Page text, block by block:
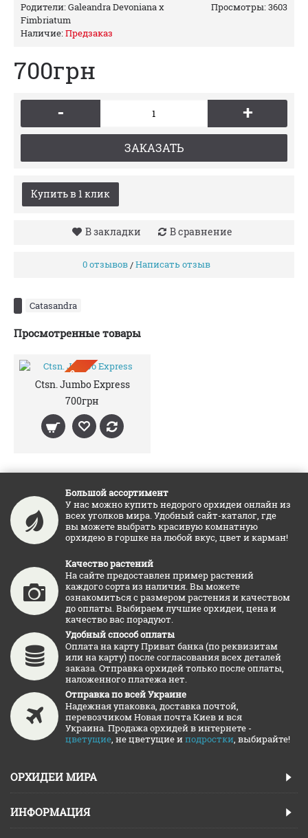
Просмотры: 3603
Родители:Galeandra Devoniana x
Fimbriatum
Наличие:Предзаказ
700грн
- +
ЗАКАЗАТЬ
Купить в 1 клик
В закладки В сравнение
0 отзывов/Написать отзыв
Catasandra
Просмотренные товары
ПРЕДЗАКАЗ
Ctsn. Jumbo Express
700грн
Большой ассортимент
У нас можно купить недорого орхидеи онлайн из
всех уголков мира. Удобный сайт-каталог, где
вы можете выбрать красивую комнатную
орхидею в горшке на любой вкус, цвет и карман!
Качество растений
На сайте предоставлен пример растений
каждого сорта из наличия. Вы можете
ознакомиться с размером растения и качеством
до оплаты. Выбираем лучшие орхидеи, цена и
качество вас порадуют.
Удобный способ оплаты
Оплата на карту Приват банка (по реквизитам
или на карту) после согласования всех деталей
заказа. Отправка орхидей только после оплаты,
наложенного платежа нет.
Отправка по всей Украине
Надежная упаковка, доставка почтой,
перевозчиком Новая почта Киев и вся
Украина. Продажа орхидей в интернете -
цветущие, не цветущие иподростки, выбирайте!
ОРХИДЕИ МИРА
ИНФОРМАЦИЯ